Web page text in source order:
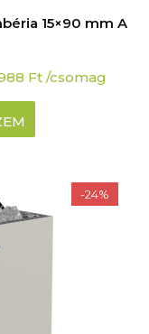
15×90 mm A
Ft /csomag
-24%